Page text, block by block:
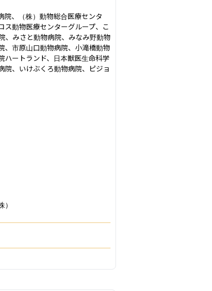
院、（株）動物総合医療センタ
動物医療センターグループ、こ
、みさと動物病院、みなみ野動物
、市原山口動物病院、小滝橋動物
ハートランド、日本獣医生命科学
院、いけぶくろ動物病院、ピジョ